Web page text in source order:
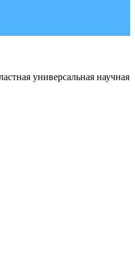
универсальная научная